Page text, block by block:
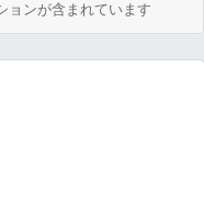
ョンが含まれています